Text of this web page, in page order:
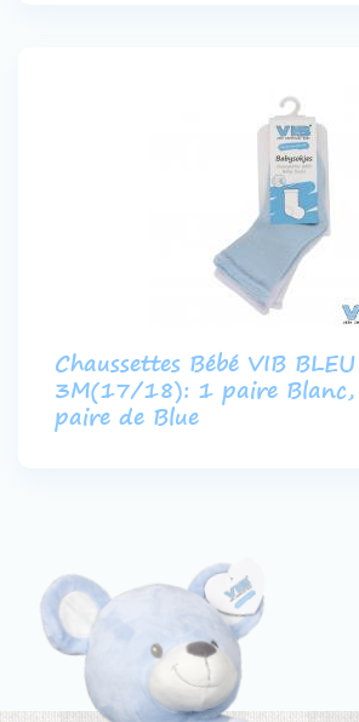
Chaussettes Bébé VIB
3M(17/18): 1 paire
paire de Blue